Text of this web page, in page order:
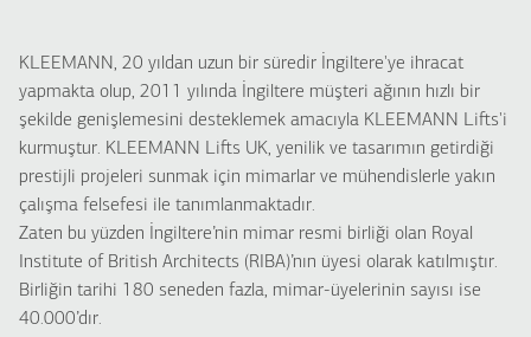
KLEEMANN, 20 yıldan uzun bir süredir İngiltere'ye ihracat
yapmakta olup, 2011 yılında İngiltere müşteri ağının hızlı bir
şekilde genişlemesini desteklemek amacıyla KLEEMANN Lifts'i
kurmuştur. KLEEMANN Lifts UK, yenilik ve tasarımın getirdiği
prestijli projeleri sunmak için mimarlar ve mühendislerle yakın
çalışma felsefesi ile tanımlanmaktadır.
Zaten bu yüzden İngiltere’nin mimar resmi birliği olan Royal
Institute of British Architects (RIBA)’nın üyesi olarak katılmıştır.
Birliğin tarihi 180 seneden fazla, mimar-üyelerinin sayısı ise
40.000’dır.